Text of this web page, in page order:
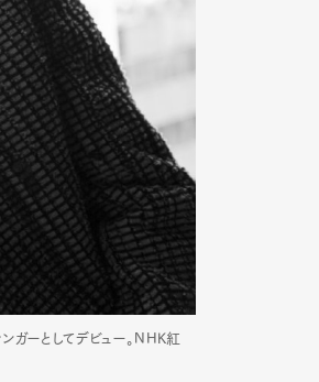
ーとしてデビュー。NHK紅